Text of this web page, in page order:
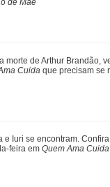
Brad Pitt, Justin
de Jennifer Aniston
morte de Arthur Brandão,
Cuida que precisam se
morte de Arthur Brandão,
Cuida que precisam se
e Iuri se encontram.
feira em Quem Ama Cuida